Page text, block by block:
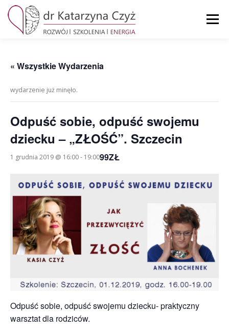
Przejdź
treści
Menu
KONTAKT
« Wszystkie Wydarzenia
wydarzenie już minęło.
Odpuść sobie, odpuść swojemu
dziecku – „ZŁOŚĆ”. Szczecin
1 grudnia 2019 @ 16:00- 19:0099ZŁ
Odpuść sobie, odpuść swojemu dziecku- praktyczny
warsztat dla rodziców.